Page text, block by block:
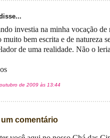
investia na minha vocação
muito bem escrita e de natureza
de uma realidade. Não o
de 2009 às 13:44
um comentário